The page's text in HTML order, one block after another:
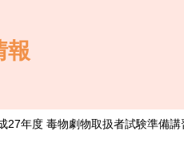
報
27年度 毒物劇物取扱者試験準備